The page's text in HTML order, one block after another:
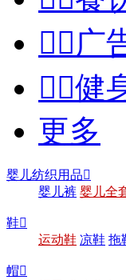
广
健
更多
婴儿纺织用品
婴儿裤 婴儿全
鞋
运动鞋 凉鞋 拖
帽